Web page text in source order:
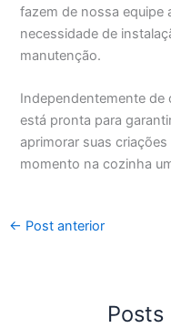
fazem de nossa equipe
necessidade de
manutenção.
Independentemente de
está pronta para
aprimorar suas
momento na cozinha
← Post anterior